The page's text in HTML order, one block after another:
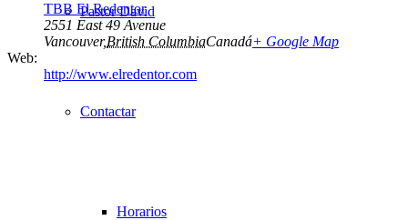
Pastor David
Contactar
Horarios
TBB El Redentor
2551 East 49 Avenue
Vancouver,British ColumbiaCanadá+ Google Map
Web:
http://www.elredentor.com